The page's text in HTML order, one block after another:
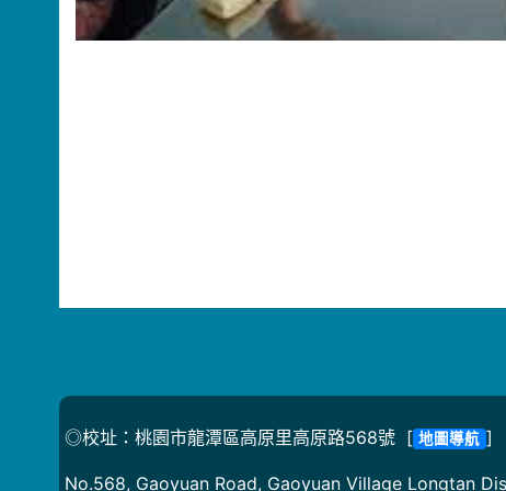
◎校址：桃園市龍潭區高原里高原路568號 [ 地圖導航 ]
No.568, Gaoyuan Road, Gaoyuan Village Longtan